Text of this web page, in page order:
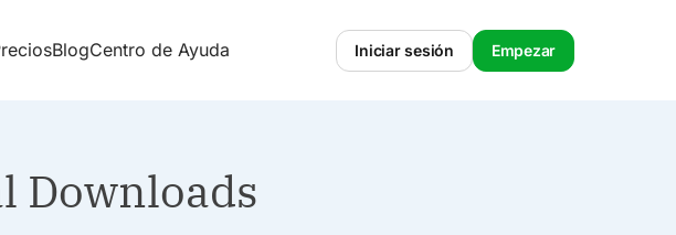
BlogCentro de Ayuda Iniciar sesión Empezar
Downloads